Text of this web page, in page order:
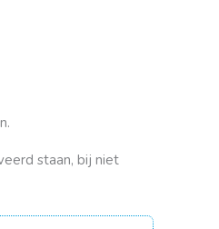
staan, bij niet